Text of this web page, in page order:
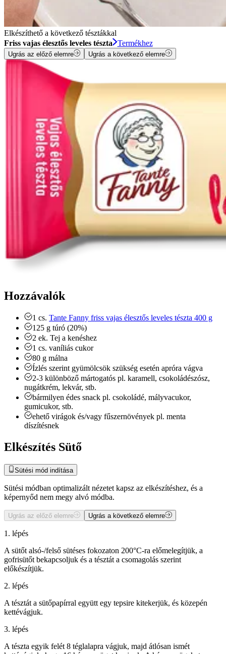
Elkészíthető a következő tésztákkal
Friss vajas élesztős leveles tészta
Termékhez
Ugrás az előző elemre Ugrás a következő elemre
Hozzávalók
1 cs. Tante Fanny friss vajas élesztős leveles tészta 400 g
125 g túró (20%)
2 ek. Tej a kenéshez
1 cs. vaníliás cukor
80 g málna
Ízlés szerint gyümölcsök szükség esetén apróra vágva
2-3 különböző mártogatós pl. karamell, csokoládészósz,
nugátkrém, lekvár, stb.
bármilyen édes snack pl. csokoládé, mályvacukor,
gumicukor, stb.
ehető virágok és/vagy fűszernövények pl. menta
díszítésnek
Elkészítés Sütő
Sütési mód indítása
Sütési módban optimalizált nézetet kapsz az elkészítéshez, és a
képernyőd nem megy alvó módba.
Ugrás az előző elemre Ugrás a következő elemre
1. lépés
A sütőt alsó-/felső sütéses fokozaton 200°C-ra előmelegítjük, a
gofrisütőt bekapcsoljuk és a tésztát a csomagolás szerint
előkészítjük.
2. lépés
A tésztát a sütőpapírral együtt egy tepsire kitekerjük, és közepén
kettévágjuk.
3. lépés
A tészta egyik felét 8 téglalapra vágjuk, majd átlósan ismét